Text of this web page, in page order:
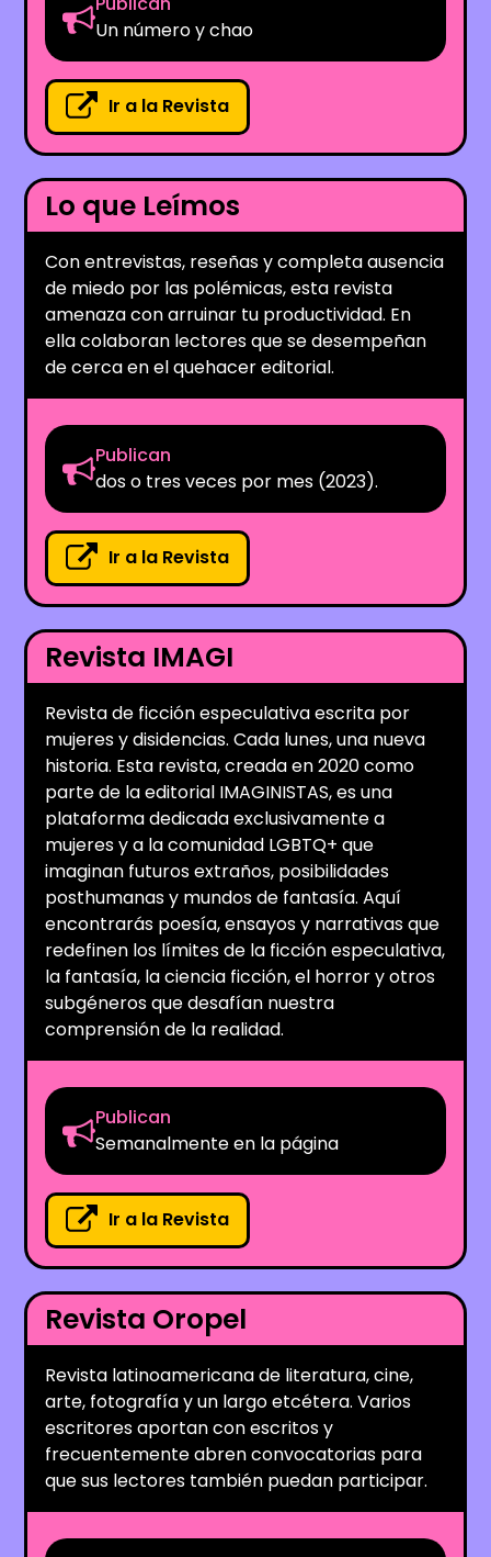
Un número y chao
Ir a la Revista
Lo que Leímos
Con entrevistas, reseñas y completa ausencia
de miedo por las polémicas, esta revista
amenaza con arruinar tu productividad. En
ella colaboran lectores que se desempeñan
de cerca en el quehacer editorial.
Publican
dos o tres veces por mes (2023).
Ir a la Revista
Revista IMAGI
Revista de ficción especulativa escrita por
mujeres y disidencias. Cada lunes, una nueva
historia. Esta revista, creada en 2020 como
parte de la editorial IMAGINISTAS, es una
plataforma dedicada exclusivamente a
mujeres y a la comunidad LGBTQ+ que
imaginan futuros extraños, posibilidades
posthumanas y mundos de fantasía. Aquí
encontrarás poesía, ensayos y narrativas que
redefinen los límites de la ficción especulativa,
la fantasía, la ciencia ficción, el horror y otros
subgéneros que desafían nuestra
comprensión de la realidad.
Publican
Semanalmente en la página
Ir a la Revista
Revista Oropel
Revista latinoamericana de literatura, cine,
arte, fotografía y un largo etcétera. Varios
escritores aportan con escritos y
frecuentemente abren convocatorias para
que sus lectores también puedan participar.